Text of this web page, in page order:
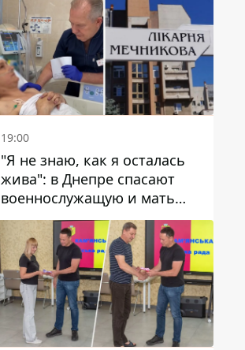
19:00
"Я не знаю, как я осталась
жива": в Днепре спасают
военнослужащую и мать
четверых детей, которую
ранил КАБ